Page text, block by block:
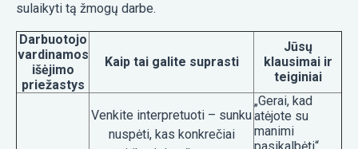
sulaikyti tą žmogų darbe.
Darbuotojo
vardinamos
išėjimo
priežastys
Kaip tai galite suprasti
Jūsų
klausimai ir
teiginiai
Venkite interpretuoti – sunku
nuspėti, kas konkrečiai
„Gerai, kad
atėjote su
manimi